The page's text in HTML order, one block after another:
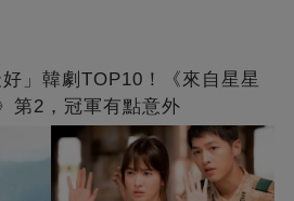
」韓劇TOP10！《來自星星
第2，冠軍有點意外